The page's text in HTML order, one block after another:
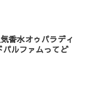
気香水オゥパラディ
パルファムってど